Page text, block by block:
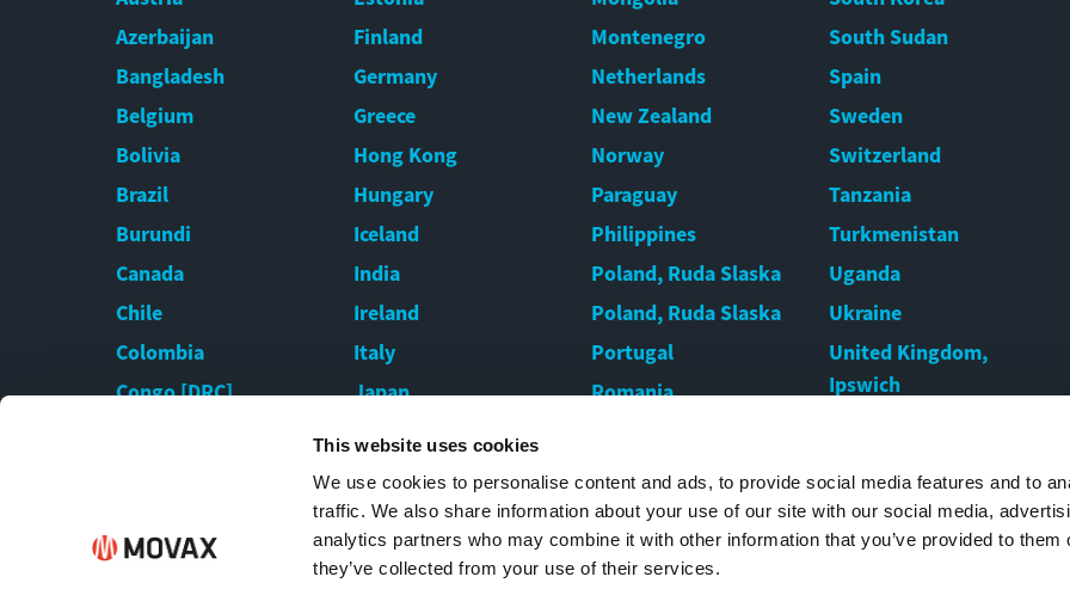
This website uses cookies
We use cookies to personalise content and ads, to provide social media features and to
traffic. We also share information about your use of our site with our social media,
analytics partners who may combine it with other information that you’ve provided to them
they’ve collected from your use of their services.
Azerbaijan
Bangladesh
Belgium
Bolivia
Brazil
Burundi
Canada
Chile
Colombia
Congo [DRC]
Finland
Germany
Greece
Hong Kong
Hungary
Iceland
India
Ireland
Italy
Japan
Latvia
Montenegro
Netherlands
New Zealand
Norway
Paraguay
Philippines
Poland, Ruda Slaska
Poland, Ruda Slaska
Portugal
Romania
Serbia
Singapore
South Sudan
Spain
Sweden
Switzerland
Tanzania
Turkmenistan
Uganda
Ukraine
United Kingdom,
Ipswich
United States
Uruguay